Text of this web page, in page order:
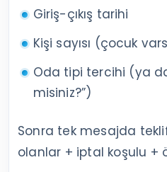
Giriş-çıkış tarihi
Kişi sayısı (çocuk
Oda tipi tercihi (ya
misiniz?”)
Sonra tek mesajda
olanlar + iptal koşulu +